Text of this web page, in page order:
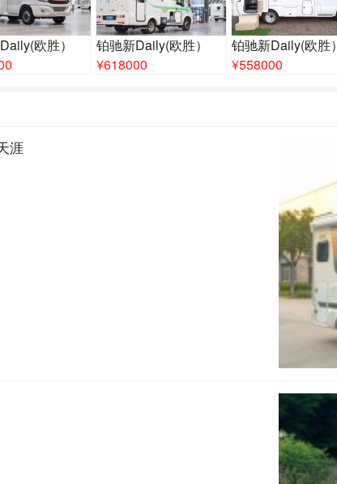
欧胜）
铂驰新Daily(欧胜）
¥618000
铂驰新Daily(欧胜）
¥558000
涯